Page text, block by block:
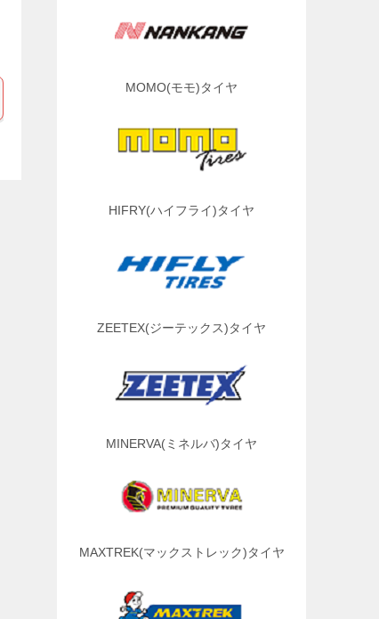
MOMO(モモ)タイヤ
HIFRY(ハイフライ)タイヤ
ZEETEX(ジーテックス)タイヤ
MINERVA(ミネルバ)タイヤ
MAXTREK(マックストレック)タイヤ